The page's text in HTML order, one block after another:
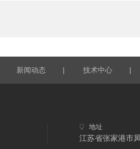
新闻动态 | 技术中心 |
地址
江苏省张家港市